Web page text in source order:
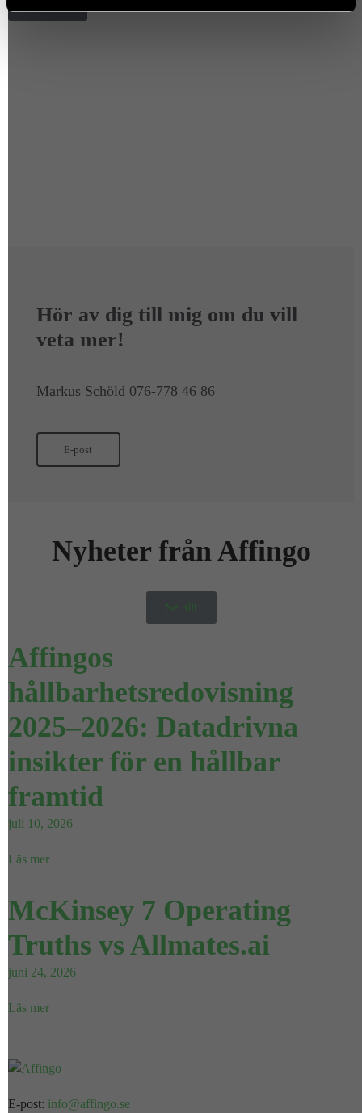
Hör av dig till mig om du vill
veta mer!
Markus Schöld 076-778 46 86
E-post
Nyheter från Affingo
Se allt
Affingos
hållbarhetsredovisning
2025–2026: Datadrivna
insikter för en hållbar
framtid
juli 10, 2026
Läs mer
McKinsey 7 Operating
Truths vs Allmates.ai
juni 24, 2026
Läs mer
E-post: info@affingo.se